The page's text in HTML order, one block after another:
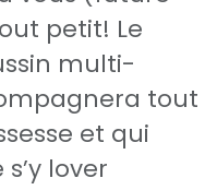
petit! Le
multi-
tout
et qui
lover